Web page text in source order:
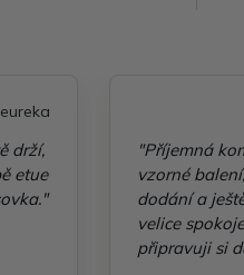
drží,
etue
"Příjemná
vzorné
dodání a
velice
připravuji si